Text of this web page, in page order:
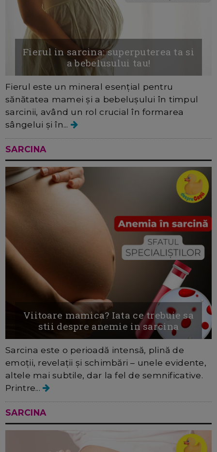
Fierul in sarcina: superputerea ta si
a bebelusului tau!
Fierul este un mineral esențial pentru
sănătatea mamei și a bebelușului în timpul
sarcinii, având un rol crucial în formarea
sângelui și în...
SARCINA
Viitoare mamica? Iata ce trebuie sa
stii despre anemie in sarcina
Sarcina este o perioadă intensă, plină de
emoții, revelații și schimbări – unele evidente,
altele mai subtile, dar la fel de semnificative.
Printre...
SARCINA